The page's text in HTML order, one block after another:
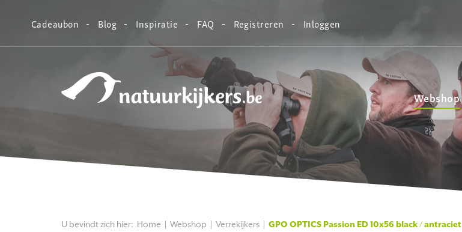
Cadeaubon Blog Inspiratie FAQ Registreren Inloggen
Webshop
U bevindt zich hier: Home Webshop Verrekijkers GPO OPTICS Passion ED 10x56 black / antraciet